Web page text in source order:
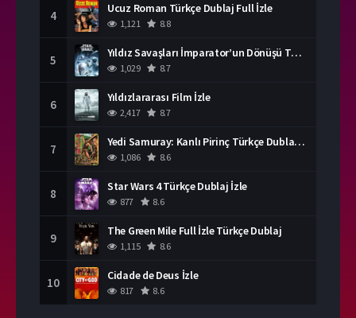
4 Ucuz Roman Türkçe Dublaj Full İzle
1,121 8.8
5 Yıldız Savaşları İmparator’un Dönüşü Türkçe Dublaj İzle
1,029 8.7
6 Yıldızlararası Film İzle
2,417 8.7
7 Yedi Samuray: Kanlı Pirinç Türkçe Dublaj İzle
1,086 8.6
8 Star Wars 4 Türkçe Dublaj İzle
877 8.6
9 The Green Mile Full İzle Türkçe Dublaj
1,115 8.6
10 Cidade de Deus İzle
817 8.6